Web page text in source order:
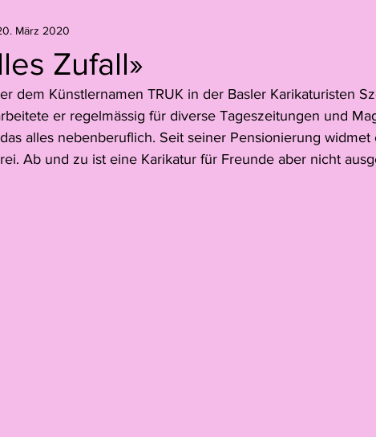
Asche
Jack Young Juno Peter Simon Hitzinger Pia
Florence Dreier Reportage Leoni Heeb Juri
Zufall»
März 2020
dem Künstlernamen TRUK in der Basler Karikaturisten
er regelmässig für diverse Tageszeitungen und
alles nebenberuflich. Seit seiner Pensionierung
Ab und zu ist eine Karikatur für Freunde aber nicht